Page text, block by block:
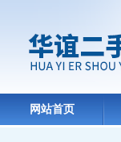
网站首页